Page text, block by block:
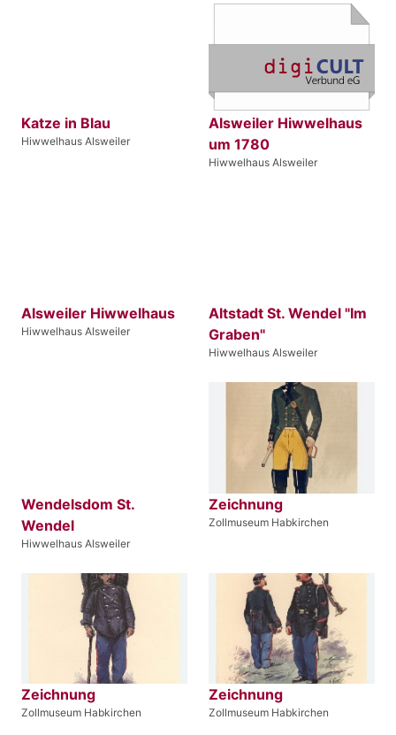
Katze in Blau
Hiwwelhaus Alsweiler
Alsweiler Hiwwelhaus
um 1780
Hiwwelhaus Alsweiler
Alsweiler Hiwwelhaus
Hiwwelhaus Alsweiler
Altstadt St. Wendel "Im
Graben"
Hiwwelhaus Alsweiler
Wendelsdom St.
Wendel
Hiwwelhaus Alsweiler
Zeichnung
Zollmuseum Habkirchen
Zeichnung
Zollmuseum Habkirchen
Zeichnung
Zollmuseum Habkirchen